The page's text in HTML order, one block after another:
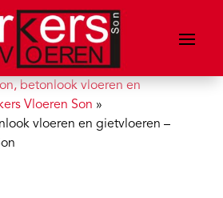
betonlook vloeren en
Vloeren Son »
vloeren en gietvloeren –